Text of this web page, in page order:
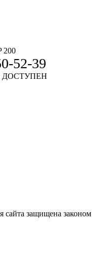
200
52-39
ДОСТУПЕН
защищена законом